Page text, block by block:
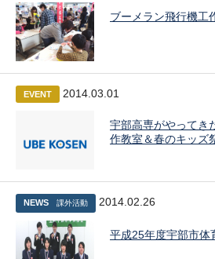
ブーメラン飛行機工
EVENT 2014.03.01
宇部高専がやってき
作教室＆春のキッズ
NEWS 課外活動 2014.02.26
平成25年度宇部市体